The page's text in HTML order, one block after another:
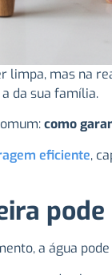
limpa, mas na
da sua família.
como
eficiente,
a água